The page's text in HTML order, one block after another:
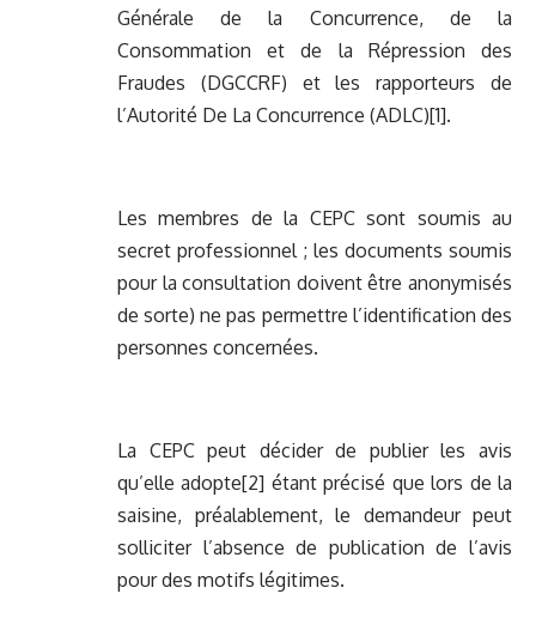
Générale de la Concurrence, de la
Consommation et de la Répression des
Fraudes (DGCCRF) et les rapporteurs de
l’Autorité De La Concurrence (ADLC)[1].
Les membres de la CEPC sont soumis au
secret professionnel ; les documents soumis
pour la consultation doivent être anonymisés
de sorte) ne pas permettre l’identification des
personnes concernées.
La CEPC peut décider de publier les avis
qu’elle adopte[2] étant précisé que lors de la
saisine, préalablement, le demandeur peut
solliciter l’absence de publication de l’avis
pour des motifs légitimes.